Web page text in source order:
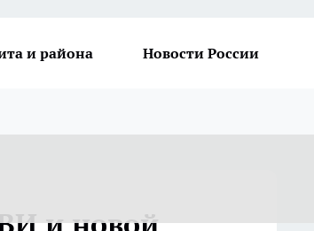
и района Новости России